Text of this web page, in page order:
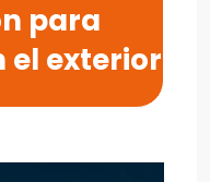
para
el exterior